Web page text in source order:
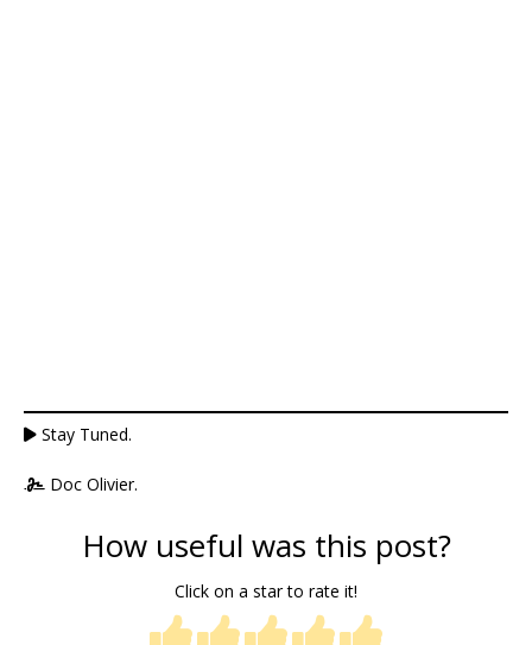
Stay Tuned.
Doc Olivier.
How useful was this post?
Click on a star to rate it!